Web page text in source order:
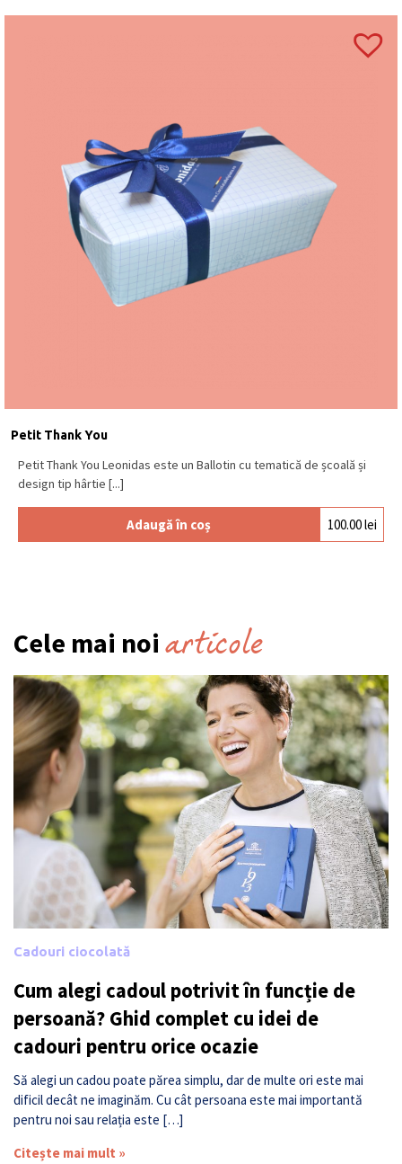
Petit Thank You
Petit Thank You Leonidas este un Ballotin cu tematică de școală și
design tip hârtie [...]
Adaugă în coș 100.00lei
Cele mai noi articole
Cadouri ciocolată
Cum alegi cadoul potrivit în funcție de
persoană? Ghid complet cu idei de
cadouri pentru orice ocazie
Să alegi un cadou poate părea simplu, dar de multe ori este mai
dificil decât ne imaginăm. Cu cât persoana este mai importantă
pentru noi sau relația este […]
Citește mai mult »